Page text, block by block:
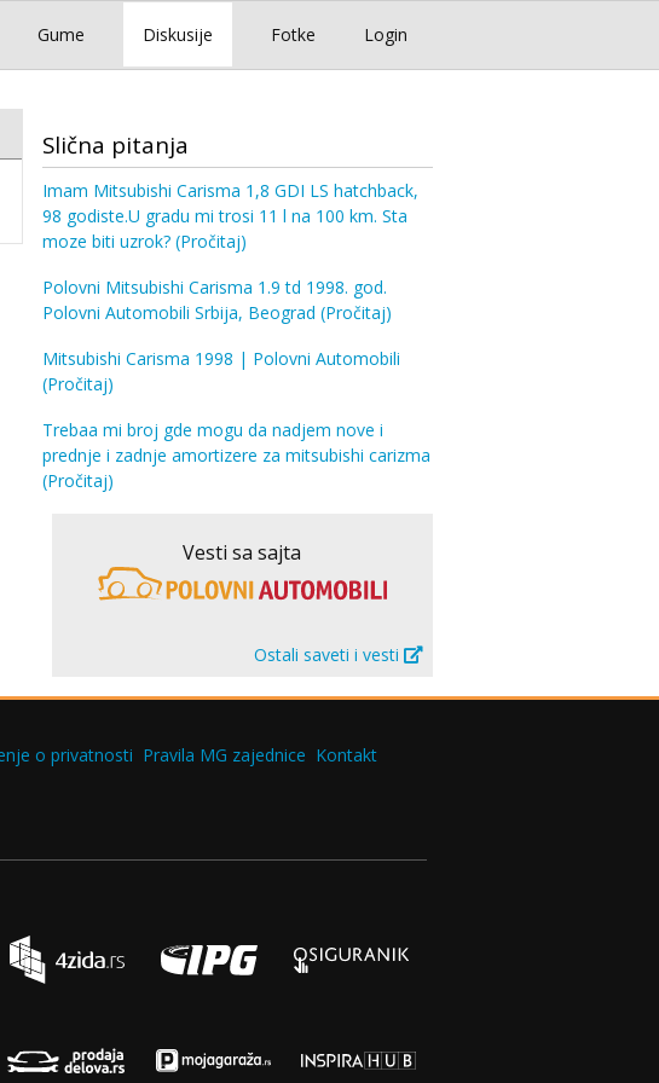
Login
Gume Diskusije Fotke
Slična pitanja
Imam Mitsubishi Carisma 1,8 GDI LS hatchback,
98 godiste.U gradu mi trosi 11 l na 100 km. Sta
moze biti uzrok? (Pročitaj)
Polovni Mitsubishi Carisma 1.9 td 1998. god.
Polovni Automobili Srbija, Beograd (Pročitaj)
Mitsubishi Carisma 1998 | Polovni Automobili
(Pročitaj)
Trebaa mi broj gde mogu da nadjem nove i
prednje i zadnje amortizere za mitsubishi carizma
(Pročitaj)
Vesti sa sajta
Ostali saveti i vesti
o privatnosti Pravila MG zajednice Kontakt